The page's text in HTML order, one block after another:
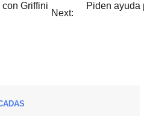
Griffini
Next:
Piden ayuda